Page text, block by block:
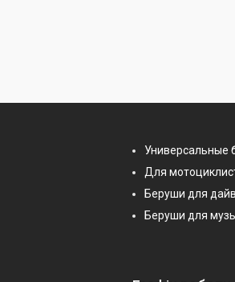
Универсальные
Для
Беруши для
Беруши для